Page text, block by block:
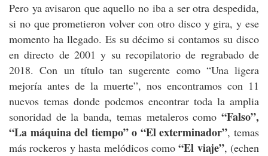
Pero ya avisaron que aquello no iba a ser otra despedida,
si no que prometieron volver con otro disco y gira, y ese
momento ha llegado. Es su décimo si contamos su disco
en directo de 2001 y su recopilatorio de regrabado de
2018. Con un título tan sugerente como “Una ligera
mejoría antes de la muerte”, nos encontramos con 11
nuevos temas donde podemos encontrar toda la amplia
sonoridad de la banda, temas metaleros como “Falso”,
“La máquina del tiempo” o “El exterminador”, temas
más rockeros y hasta melódicos como“El viaje”, (echen